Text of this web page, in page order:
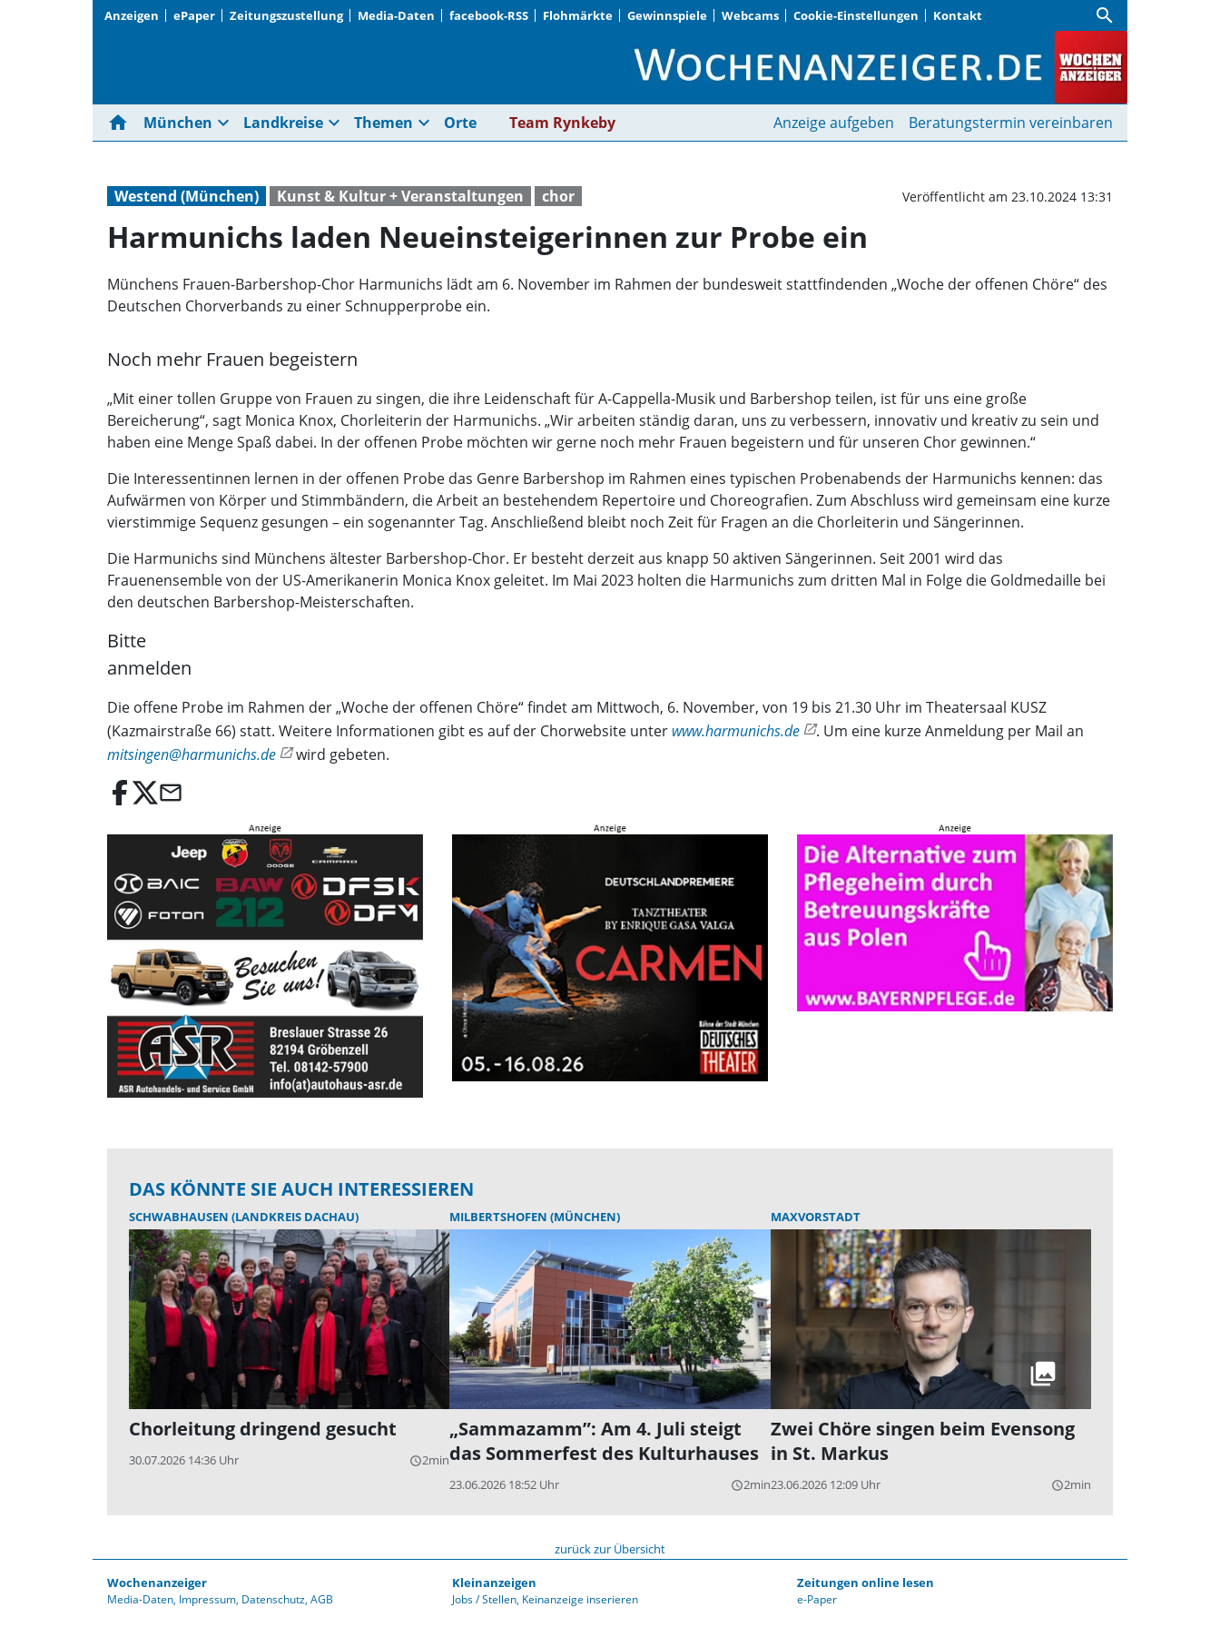
Anzeigen ePaper Zeitungszustellung Media-Daten facebook-RSS Flohmärkte Gewinnspiele Webcams Cookie-Einstellungen Kontakt search
Harmunichs laden Neueinsteigerinnen zur
home München expand_more Landkreise expand_more Themen expand_more Orte Team Rynkeby Anzeige aufgeben Beratungstermin vereinbaren
Westend (München) Kunst & Kultur + Veranstaltungen chor Veröffentlicht am 23.10.2024 13:31
Harmunichs laden Neueinsteigerinnen zur Probe ein
Münchens Frauen-Barbershop-Chor Harmunichs lädt am 6. November im Rahmen der bundesweit stattfindenden „Woche der offenen Chöre“ des
Deutschen Chorverbands zu einer Schnupperprobe ein.
Noch mehr Frauen begeistern
„Mit einer tollen Gruppe von Frauen zu singen, die ihre Leidenschaft für A-Cappella-Musik und Barbershop teilen, ist für uns eine große
Bereicherung“, sagt Monica Knox, Chorleiterin der Harmunichs. „Wir arbeiten ständig daran, uns zu verbessern, innovativ und kreativ zu sein und
haben eine Menge Spaß dabei. In der offenen Probe möchten wir gerne noch mehr Frauen begeistern und für unseren Chor gewinnen.“
Die Interessentinnen lernen in der offenen Probe das Genre Barbershop im Rahmen eines typischen Probenabends der Harmunichs kennen: das
Aufwärmen von Körper und Stimmbändern, die Arbeit an bestehendem Repertoire und Choreografien. Zum Abschluss wird gemeinsam eine kurze
vierstimmige Sequenz gesungen – ein sogenannter Tag. Anschließend bleibt noch Zeit für Fragen an die Chorleiterin und Sängerinnen.
Die Harmunichs sind Münchens ältester Barbershop-Chor. Er besteht derzeit aus knapp 50 aktiven Sängerinnen. Seit 2001 wird das
Frauenensemble von der US-Amerikanerin Monica Knox geleitet. Im Mai 2023 holten die Harmunichs zum dritten Mal in Folge die Goldmedaille bei
den deutschen Barbershop-Meisterschaften.
Bitte
anmelden
Die offene Probe im Rahmen der „Woche der offenen Chöre“ findet am Mittwoch, 6. November, von 19 bis 21.30 Uhr im Theatersaal KUSZ
(Kazmairstraße 66) statt. Weitere Informationen gibt es auf der Chorwebsite unter www.harmunichs.de
. Um eine kurze Anmeldung per Mail an
mitsingen@harmunichs.de
wird gebeten.
email
DAS KÖNNTE SIE AUCH INTERESSIEREN
SCHWABHAUSEN (LANDKREIS DACHAU)
Chorleitung dringend gesucht
30.07.2026 14:36 Uhr query_builder2min
MILBERTSHOFEN (MÜNCHEN)
„Sammazamm”: Am 4. Juli steigt
das Sommerfest des Kulturhauses
23.06.2026 18:52 Uhr query_builder2min
MAXVORSTADT
Zwei Chöre singen beim Evensong
in St. Markus
23.06.2026 12:09 Uhr query_builder2min
zurück zur Übersicht
Wochenanzeiger
Media-Daten Impressum Datenschutz AGB
Kleinanzeigen
Jobs / Stellen Keinanzeige inserieren
Zeitungen online lesen
e-Paper